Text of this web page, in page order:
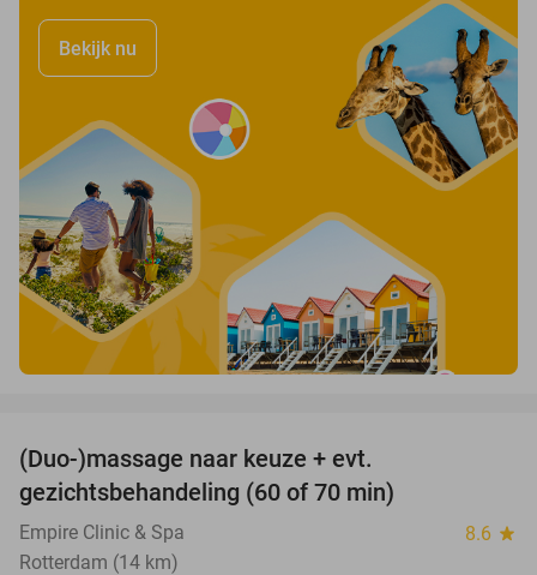
Bekijk nu
(Duo-)massage naar keuze + evt.
gezichtsbehandeling (60 of 70 min)
Empire Clinic & Spa 8.6 star
Rotterdam (14 km)